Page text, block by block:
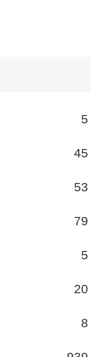
5
45
53
79
5
20
8